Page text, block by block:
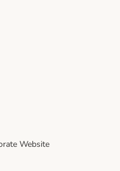
Website